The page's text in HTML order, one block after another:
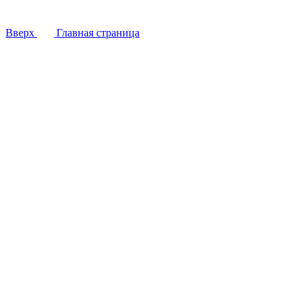
Вверх Главная страница